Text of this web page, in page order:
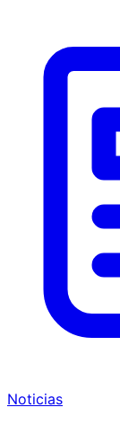
Noticias